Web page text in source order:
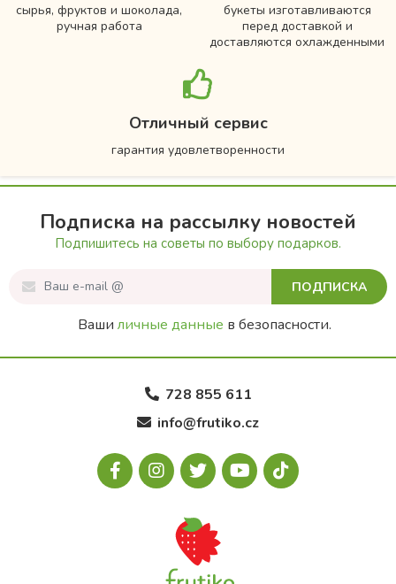
сырья, фруктов и шоколада,
ручная работа
букеты изготавливаются
перед доставкой и
доставляются охлажденными
Отличный сервис
гарантия удовлетворенности
Подписка на рассылку новостей
Подпишитесь на советы по выбору подарков.
ПОДПИСКА
Ваши личные данные в безопасности.
728 855 611
info@frutiko.cz